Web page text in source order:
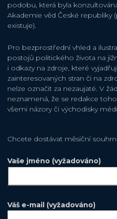
podobu, která byla
Akademie věd České republiky
existuje).
Pro bezprostřední vhled a
postojů politického života na
i odkazy na zdroje, které
zainteresovaných stran či na
nelze označit za nezaujaté. V
neznamená, že se redakce
všemi názory či východisky
Chcete dostávat měsiční
Vaše jméno (vyžadováno)
Váš e-mail (vyžadováno)